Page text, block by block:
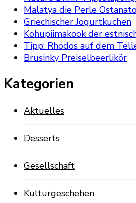
Malatya die Perle
Griechischer Jogurtkuchen
Kohupiimakook der
Tipp: Rhodos auf dem
Brusinky Preiselbeerlikör
Kategorien
Aktuelles
Desserts
Gesellschaft
Kulturgeschehen